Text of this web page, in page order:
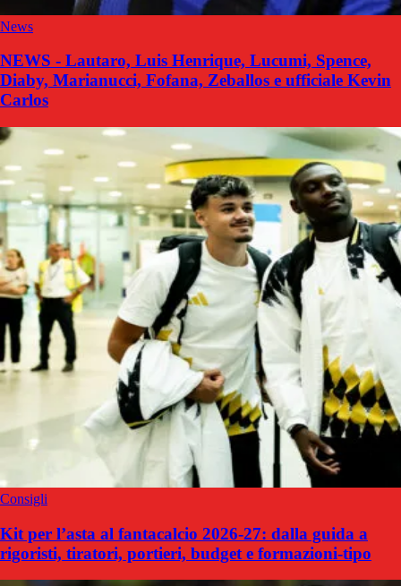
News
NEWS - Lautaro, Luis Henrique, Lucumi, Spence,
Diaby, Marianucci, Fofana, Zeballos e ufficiale Kevin
Carlos
Consigli
Kit per l’asta al fantacalcio 2026-27: dalla guida a
rigoristi, tiratori, portieri, budget e formazioni-tipo